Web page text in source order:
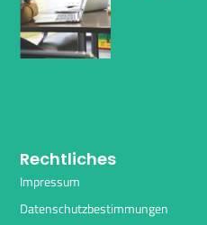
Rechtliches
Impressum
Datenschutzbestimmungen